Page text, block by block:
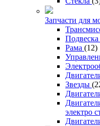
Запчасти для
Подвеска
Рама (12)
Звезды
электро